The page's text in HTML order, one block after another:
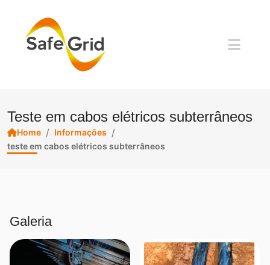
Teste em cabos elétricos subterrâneos
Home / Informações /
teste em cabos elétricos subterrâneos
Galeria